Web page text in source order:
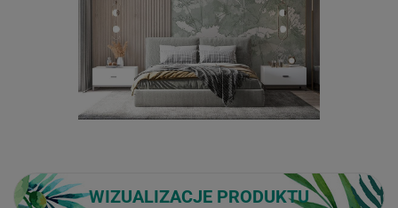
WIZUALIZACJE PRODUKTU